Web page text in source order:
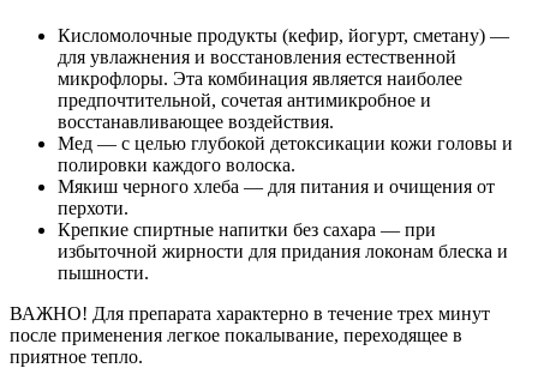
Кисломолочные продукты (кефир, йогурт, сметану) —
для увлажнения и восстановления естественной
микрофлоры. Эта комбинация является наиболее
предпочтительной, сочетая антимикробное и
восстанавливающее воздействия.
Мед — с целью глубокой детоксикации кожи головы и
полировки каждого волоска.
Мякиш черного хлеба — для питания и очищения от
перхоти.
Крепкие спиртные напитки без сахара — при
избыточной жирности для придания локонам блеска и
пышности.
ВАЖНО! Для препарата характерно в течение трех минут
после применения легкое покалывание, переходящее в
приятное тепло.